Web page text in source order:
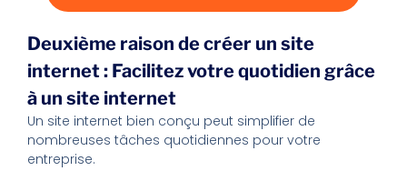
Deuxième raison de créer un site
internet : Facilitez votre quotidien grâce
à un site internet
Un site internet bien conçu peut simplifier de
nombreuses tâches quotidiennes pour votre
entreprise.